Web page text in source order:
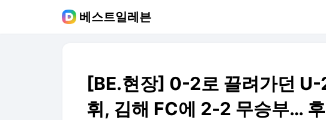
베스트일레븐
[BE.현장] 0-2로 끌려가던
휘, 김해 FC에 2-2 무승부…